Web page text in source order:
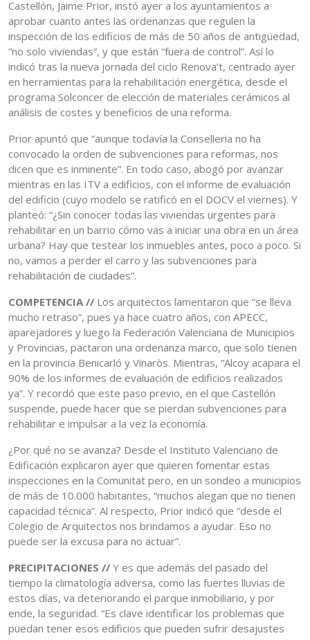
Castellón, Jaime Prior, instó ayer a los ayuntamientos a
aprobar cuanto antes las ordenanzas que regulen la
inspección de los edificios de más de 50 años de antigüedad,
“no solo viviendas”, y que están “fuera de control”. Así lo
indicó tras la nueva jornada del ciclo Renova’t, centrado ayer
en herramientas para la rehabilitación energética, desde el
programa Solconcer de elección de materiales cerámicos al
análisis de costes y beneficios de una reforma.
Prior apuntó que “aunque todavía la Conselleria no ha
convocado la orden de subvenciones para reformas, nos
dicen que es inminente”. En todo caso, abogó por avanzar
mientras en las ITV a edificios, con el informe de evaluación
del edificio (cuyo modelo se ratificó en el DOCV el viernes). Y
planteó: “¿Sin conocer todas las viviendas urgentes para
rehabilitar en un barrio cómo vas a iniciar una obra en un área
urbana? Hay que testear los inmuebles antes, poco a poco. Si
no, vamos a perder el carro y las subvenciones para
rehabilitación de ciudades”.
COMPETENCIA // Los arquitectos lamentaron que “se lleva
mucho retraso”, pues ya hace cuatro años, con APECC,
aparejadores y luego la Federación Valenciana de Municipios
y Provincias, pactaron una ordenanza marco, que solo tienen
en la provincia Benicarló y Vinaròs. Mientras, “Alcoy acapara el
90% de los informes de evaluación de edificios realizados
ya”. Y recordó que este paso previo, en el que Castellón
suspende, puede hacer que se pierdan subvenciones para
rehabilitar e impulsar a la vez la economía.
¿Por qué no se avanza? Desde el Instituto Valenciano de
Edificación explicaron ayer que quieren fomentar estas
inspecciones en la Comunitat pero, en un sondeo a municipios
de más de 10.000 habitantes, “muchos alegan que no tienen
capacidad técnica”. Al respecto, Prior indicó que “desde el
Colegio de Arquitectos nos brindamos a ayudar. Eso no
puede ser la excusa para no actuar”.
PRECIPITACIONES // Y es que además del pasado del
tiempo la climatología adversa, como las fuertes lluvias de
estos días, va deteriorando el parque inmobiliario, y por
ende, la seguridad. “Es clave identificar los problemas que
puedan tener esos edificios que pueden sufrir desajustes